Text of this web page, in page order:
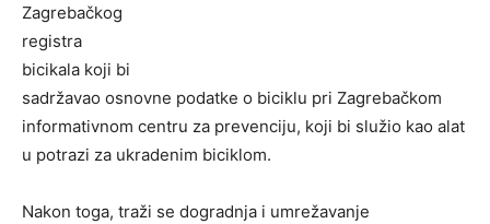
Zagrebačkog
registra
bicikala koji bi
sadržavao osnovne podatke o biciklu pri Zagrebačkom
informativnom centru za prevenciju, koji bi služio kao alat
u potrazi za ukradenim biciklom.
Nakon toga, traži se dogradnja i umrežavanje